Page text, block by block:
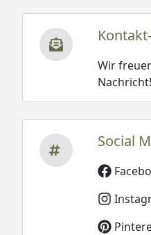
Wir
Nachricht!
Social